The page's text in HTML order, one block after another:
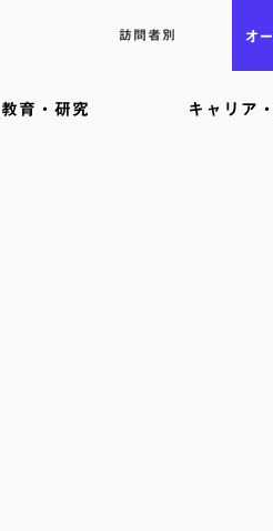
訪問者別 オ
教育・研究 キャリア